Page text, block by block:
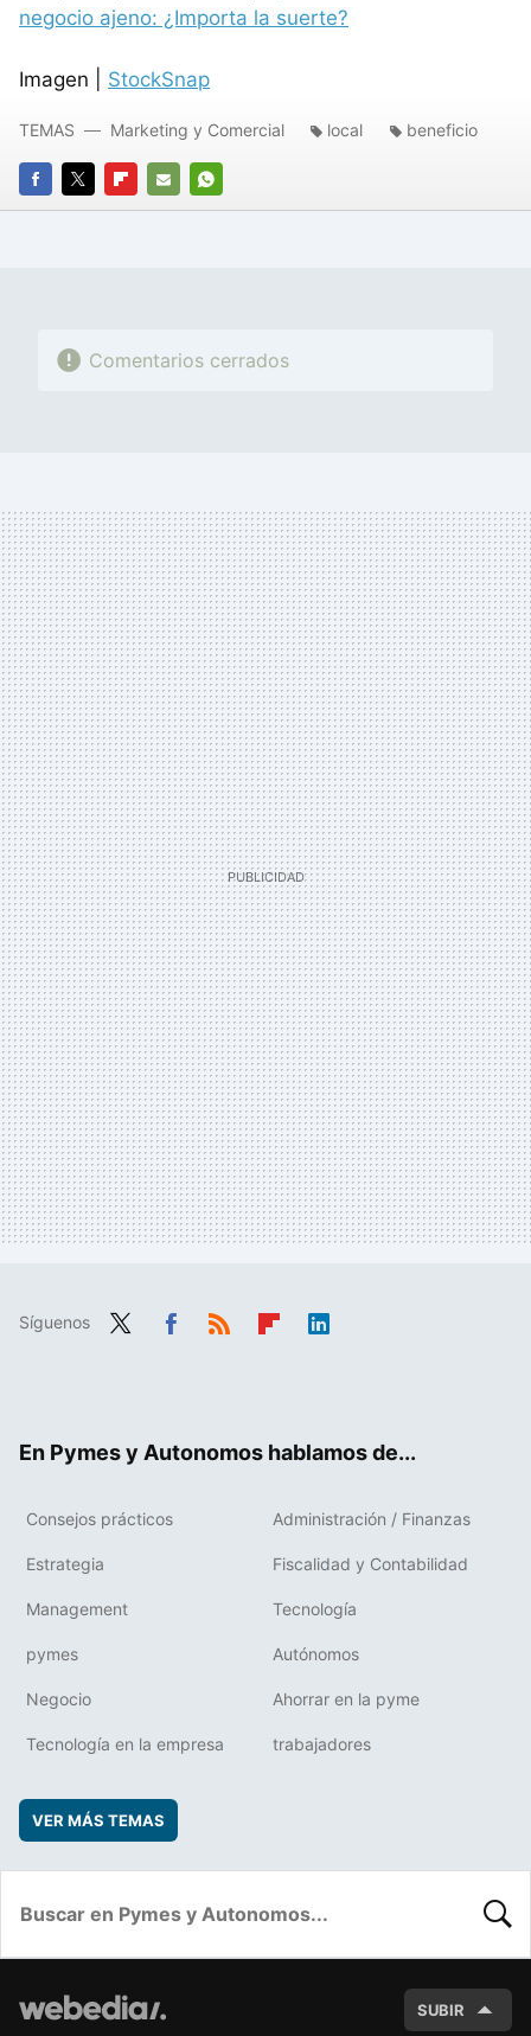
negocio ajeno: ¿Importa la suerte?
Imagen | StockSnap
FACEBOOK
TWITTERFLIPBOARD
E-
WHATSAPP
TEMAS Marketing y Comercial local beneficio
Comentarios cerrados
Síguenos
En Pymes y Autonomos hablamos de...
Consejos prácticos Administración / Finanzas
Estrategia Fiscalidad y Contabilidad
Management Tecnología
pymes Autónomos
Negocio Ahorrar en la pyme
Tecnología en la empresa trabajadores
VER MÁS TEMAS
SUBIR